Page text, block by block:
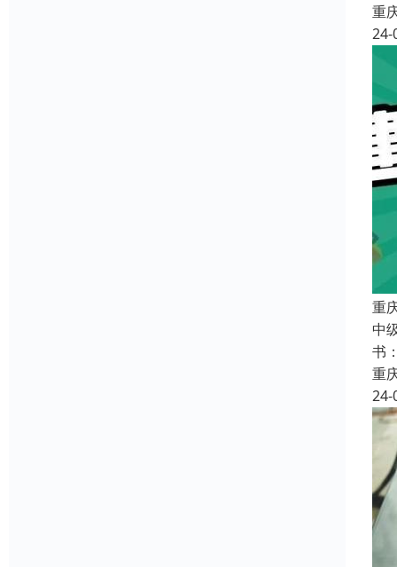
重
24-
重
中
书
重
24-